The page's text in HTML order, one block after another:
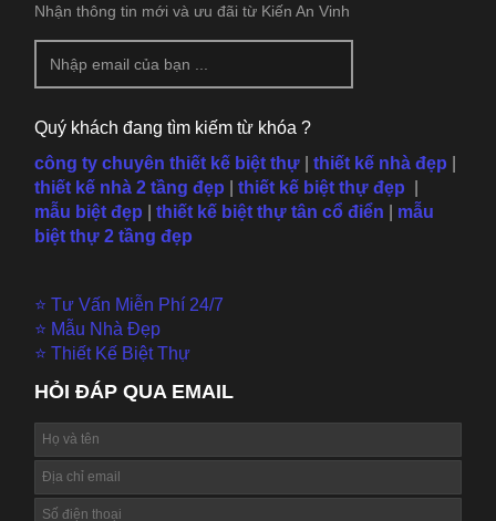
Nhận thông tin mới và ưu đãi từ Kiến An Vinh
Quý khách đang tìm kiếm từ khóa ?
công ty chuyên thiết kế biệt thự |thiết kế nhà đẹp
thiết kế nhà 2 tầng đẹp
thiết kế biệt thự đẹp
mẫu biệt đẹp thiết kế biệt thự tân cổ điển
mẫu
biệt thự 2 tầng đẹp
⭐ Tư Vấn Miễn Phí 24/7
⭐ Mẫu Nhà Đẹp
⭐ Thiết Kế Biệt Thự
HỎI ĐÁP QUA EMAIL